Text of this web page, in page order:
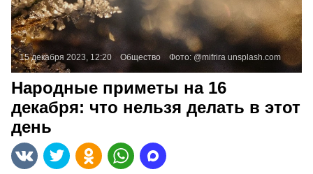
15 декабря 2023, 12:20 Общество Фото: @mifrira unsplash.com
Народные приметы на 16
декабря: что нельзя делать в этот
день